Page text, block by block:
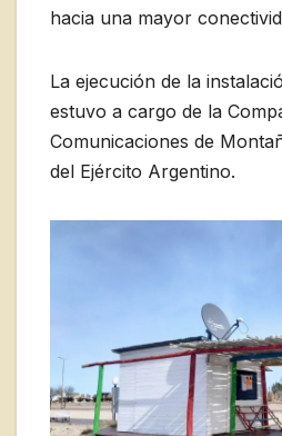
hacia una mayor
La ejecución de la
estuvo a cargo de la
Comunicaciones de
del Ejército Argentino.